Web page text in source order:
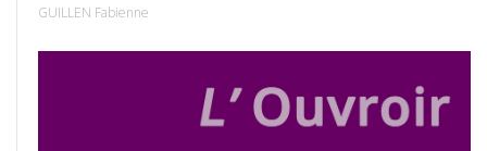
GUILLEN Fabienne